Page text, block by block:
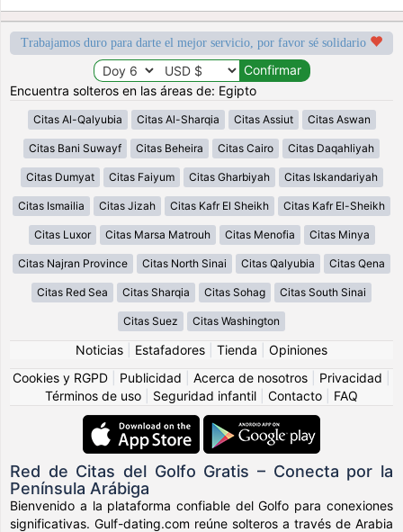
Trabajamos duro para darte el mejor servicio, por favor sé solidario
Encuentra solteros en las áreas de: Egipto
Citas Al-Qalyubia Citas Al-Sharqia Citas Assiut Citas Aswan
Citas Bani Suwayf Citas Beheira Citas Cairo Citas Daqahliyah
Citas Dumyat Citas Faiyum Citas Gharbiyah Citas Iskandariyah
Citas Ismailia Citas Jizah Citas Kafr El Sheikh Citas Kafr El-Sheikh
Citas Luxor Citas Marsa Matrouh Citas Menofia Citas Minya
Citas Najran Province Citas North Sinai Citas Qalyubia Citas Qena
Citas Red Sea Citas Sharqia Citas Sohag Citas South Sinai
Citas Suez Citas Washington
Noticias Estafadores Tienda
Opiniones
Cookies y RGPD
Publicidad Acerca de nosotros Privacidad
Términos de uso
Seguridad infantil Contacto FAQ
Red de Citas del Golfo Gratis – Conecta por la
Península Arábiga
Bienvenido a la plataforma confiable del Golfo para conexiones
significativas. Gulf-dating.com reúne solteros a través de Arabia